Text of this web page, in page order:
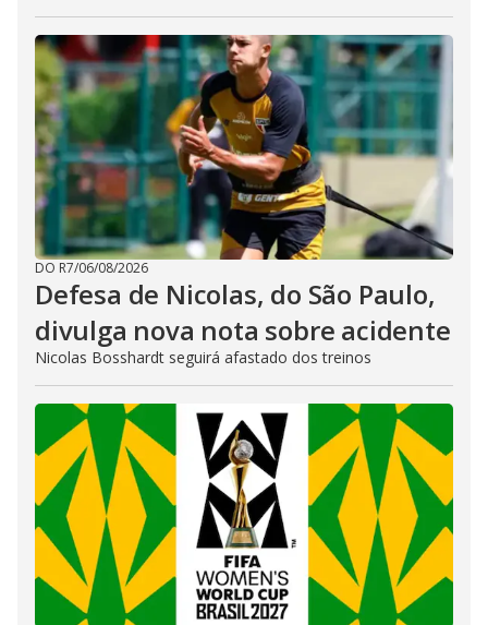
DO R7/06/08/2026
Defesa de Nicolas, do São Paulo,
divulga nova nota sobre acidente
Nicolas Bosshardt seguirá afastado dos treinos